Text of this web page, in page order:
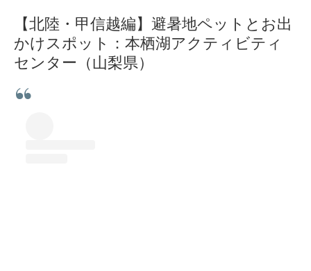
【北陸・甲信越編】避暑地ペットとお出
かけスポット：本栖湖アクティビティ
センター（山梨県）